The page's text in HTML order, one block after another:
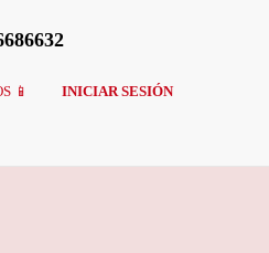
📱 INICIAR SESIÓN